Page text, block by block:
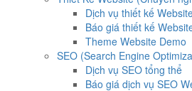
Dịch vụ thiết kế
Báo giá thiết kế
Theme Website Demo
SEO (Search Engine
Dịch vụ SEO tổng thể
Báo giá dịch vụ SEO